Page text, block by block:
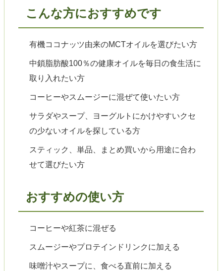
こんな方におすすめです
有機ココナッツ由来のMCTオイルを選びたい方
中鎖脂肪酸100％の健康オイルを毎日の食生活に
取り入れたい方
コーヒーやスムージーに混ぜて使いたい方
サラダやスープ、ヨーグルトにかけやすいクセ
の少ないオイルを探している方
スティック、単品、まとめ買いから用途に合わ
せて選びたい方
おすすめの使い方
コーヒーや紅茶に混ぜる
スムージーやプロテインドリンクに加える
味噌汁やスープに、食べる直前に加える